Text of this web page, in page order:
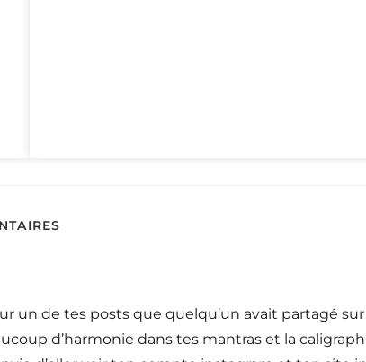
un de tes posts que quelqu’un avait partagé
d’harmonie dans tes mantras et la